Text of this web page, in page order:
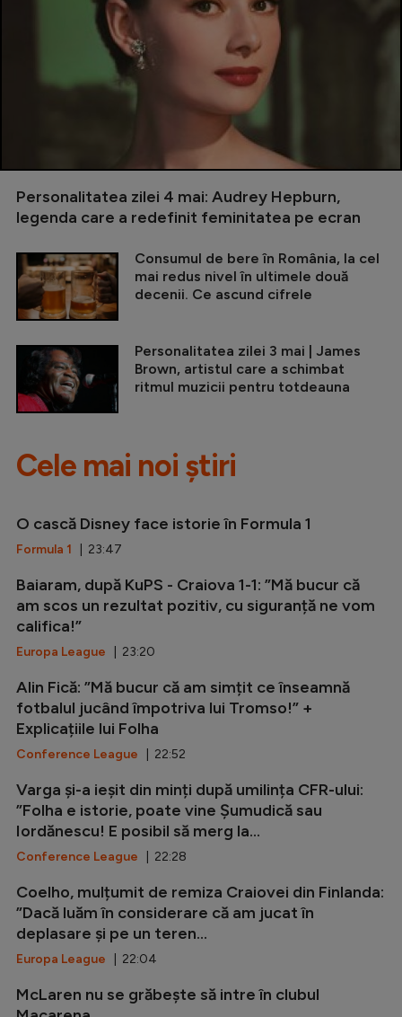
Personalitatea zilei 4 mai: Audrey Hepburn,
legenda care a redefinit feminitatea pe ecran
Consumul de bere în România, la cel
mai redus nivel în ultimele două
decenii. Ce ascund cifrele
Personalitatea zilei 3 mai | James
Brown, artistul care a schimbat
ritmul muzicii pentru totdeauna
Cele mai noi știri
O cască Disney face istorie în Formula 1
Formula 1 | 23:47
Baiaram, după KuPS - Craiova 1-1: ”Mă bucur că
am scos un rezultat pozitiv, cu siguranță ne vom
califica!”
Europa League | 23:20
Alin Fică: ”Mă bucur că am simțit ce înseamnă
fotbalul jucând împotriva lui Tromso!” +
Explicațiile lui Folha
Conference League | 22:52
Varga și-a ieșit din minți după umilința CFR-ului:
”Folha e istorie, poate vine Șumudică sau
Iordănescu! E posibil să merg la...
Conference League | 22:28
Coelho, mulțumit de remiza Craiovei din Finlanda:
”Dacă luăm în considerare că am jucat în
deplasare și pe un teren...
Europa League | 22:04
McLaren nu se grăbește să intre în clubul